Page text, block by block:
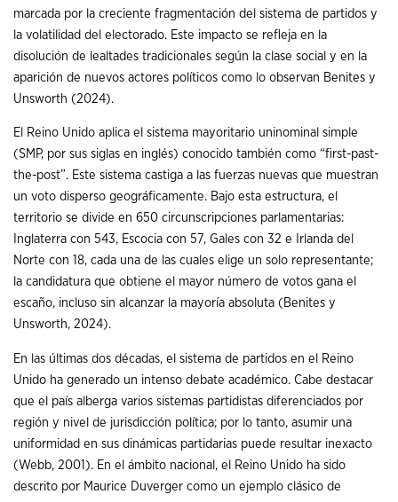
marcada por la creciente fragmentación del sistema de partidos y
la volatilidad del electorado. Este impacto se refleja en la
disolución de lealtades tradicionales según la clase social y en la
aparición de nuevos actores políticos como lo observan Benites y
Unsworth (2024).
El Reino Unido aplica el sistema mayoritario uninominal simple
(SMP, por sus siglas en inglés) conocido también como “first-past-
the-post”. Este sistema castiga a las fuerzas nuevas que muestran
un voto disperso geográficamente. Bajo esta estructura, el
territorio se divide en 650 circunscripciones parlamentarias:
Inglaterra con 543, Escocia con 57, Gales con 32 e Irlanda del
Norte con 18, cada una de las cuales elige un solo representante;
la candidatura que obtiene el mayor número de votos gana el
escaño, incluso sin alcanzar la mayoría absoluta (Benites y
Unsworth, 2024).
En las últimas dos décadas, el sistema de partidos en el Reino
Unido ha generado un intenso debate académico. Cabe destacar
que el país alberga varios sistemas partidistas diferenciados por
región y nivel de jurisdicción política; por lo tanto, asumir una
uniformidad en sus dinámicas partidarias puede resultar inexacto
(Webb, 2001). En el ámbito nacional, el Reino Unido ha sido
descrito por Maurice Duverger como un ejemplo clásico de